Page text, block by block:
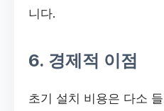
니다.
6. 경제적 이점
초기 설치 비용은 다소